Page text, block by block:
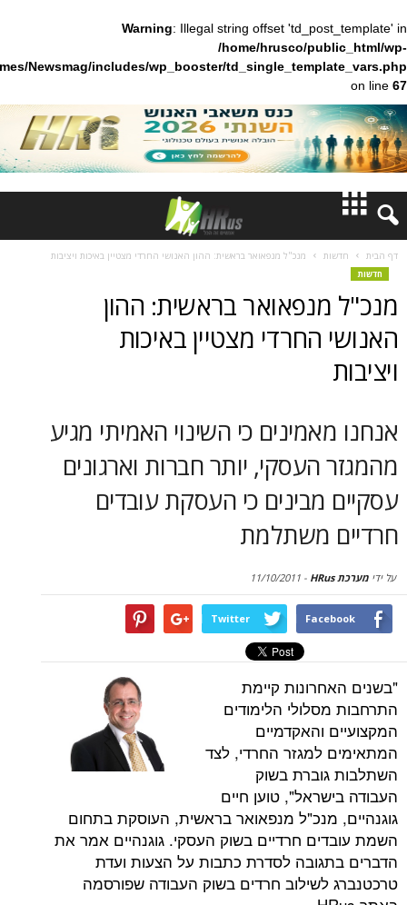
Warning: Illegal string offset
/home/hrusco/
content/themes/Newsmag/includes/wp_booster/
חדשות
מנכ"ל מנפאואר בראשית: ההון האנושי החרדי מצטיין באיכות ויציבות
בראשית: ההון
החרדי מצטיין באיכות
כי השינוי האמיתי מגיע
העסקי, יותר חברות וארגונים
מבינים כי העסקת עובדים
משתלמת
-
11/10/2011
Twitter
קיימת
הלימודים
והאקדמיים
למגזר החרדי, לצד
בשוק
טוען חיים
מנכ"ל מנפאואר בראשית, העוסקת בתחום
חרדיים בשוק העסקי. גוגנהיים אמר את
לסדרת כתבות על הצעות ועדת
לשילוב חרדים בשוק העבודה שפורסמה